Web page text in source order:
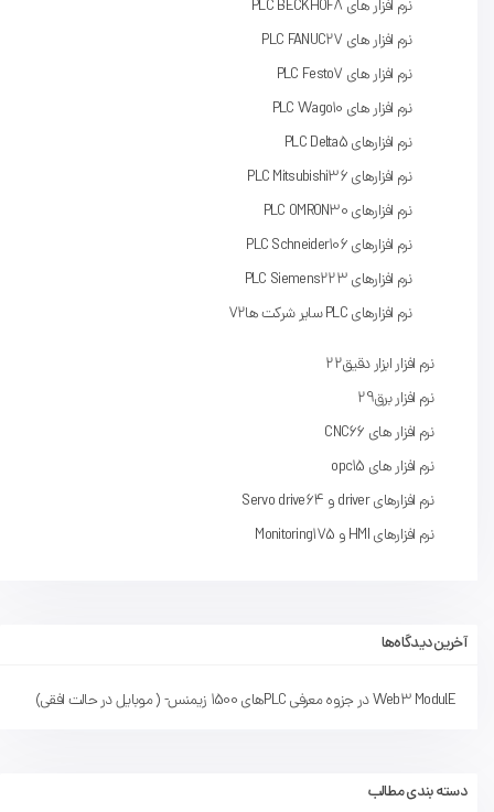
نرم افزار های PLC BECKHOF 8
نرم افزار های PLC FANUC 27
نرم افزار های PLC Festo 7
نرم افزار های PLC Wago 10
نرم‌ افزارهای PLC Delta5
نرم افزارهای PLC Mitsubishi36
نرم افزارهای PLC OMRON30
نرم افزارهای PLC Schneider106
نرم افزارهای PLC Siemens223
نرم افزارهای PLC سایر شرکت ها
72
نرم افزار ابزار دقیق22
نرم افزار برق29
نرم افزار های CNC 66
نرم افزار های opc 15
نرم افزارهای driver و Servo drive
64
نرم افزارهای HMI و Monitoring
175
آخرین دیدگاه‌ها
Web3 ModulEدرجزوه معرفی PLCهای 1500 زیمنس- ( موبایل در حالت افقی)
دسته بندی مطالب